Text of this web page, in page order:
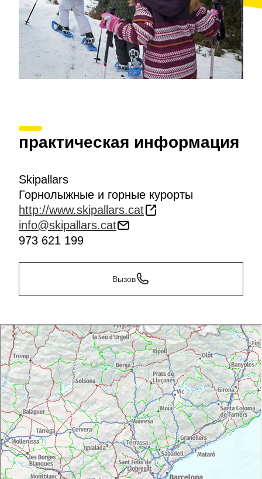
практическая информация
Skipallars
Горнолыжные и горные курорты
http://www.skipallars.cat
info@skipallars.cat
973 621 199
Вызов